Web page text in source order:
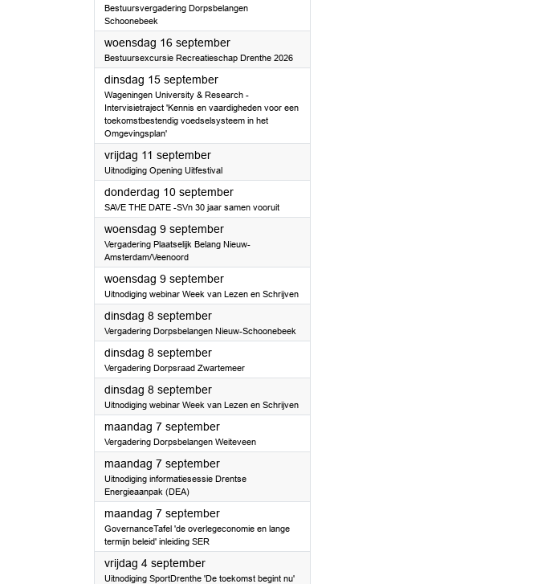
Bestuursvergadering Dorpsbelangen
Schoonebeek
woensdag 16 september2026
Bestuursexcursie Recreatieschap Drenthe 2026
dinsdag 15 september2026
Wageningen University & Research -
Intervisietraject 'Kennis en vaardigheden voor een
toekomstbestendig voedselsysteem in het
Omgevingsplan'
vrijdag 11 september2026
Uitnodiging Opening Uitfestival
donderdag 10 september2026
SAVE THE DATE -SVn 30 jaar samen vooruit
woensdag 9 september2026
Vergadering Plaatselijk Belang Nieuw-
Amsterdam/Veenoord
woensdag 9 september2026
Uitnodiging webinar Week van Lezen en Schrijven
dinsdag 8 september2026
Vergadering Dorpsbelangen Nieuw-Schoonebeek
dinsdag 8 september2026
Vergadering Dorpsraad Zwartemeer
dinsdag 8 september2026
Uitnodiging webinar Week van Lezen en Schrijven
maandag 7 september2026
Vergadering Dorpsbelangen Weiteveen
maandag 7 september2026
Uitnodiging informatiesessie Drentse
Energieaanpak (DEA)
maandag 7 september2026
GovernanceTafel 'de overlegeconomie en lange
termijn beleid' inleiding SER
vrijdag 4 september2026
Uitnodiging SportDrenthe 'De toekomst begint nu'